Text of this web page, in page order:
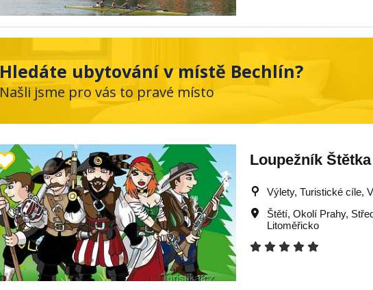
Hledáte ubytování v místě Bechlín?
Našli jsme pro vás to pravé místo
Loupežník Štětka
Výlety, Turistické cíle,
Štětí,Okolí Prahy,
Litoměřicko